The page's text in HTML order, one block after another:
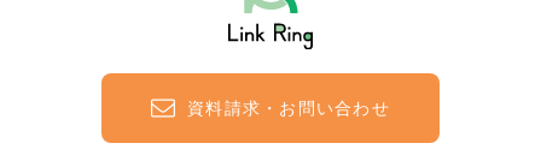
資料請求・お問い合わせ